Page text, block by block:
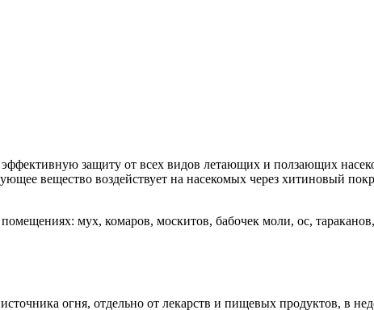
защиту от всех видов летающих и ползающих
вещество воздействует на насекомых через хитиновый
мух, комаров, москитов, бабочек моли, ос,
огня, отдельно от лекарств и пищевых продуктов, в